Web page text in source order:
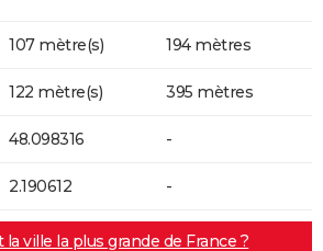
107 mètre(s) 194 mètres
122 mètre(s) 395 mètres
48.098316 -
2.190612 -
la ville la plus grande de France ?